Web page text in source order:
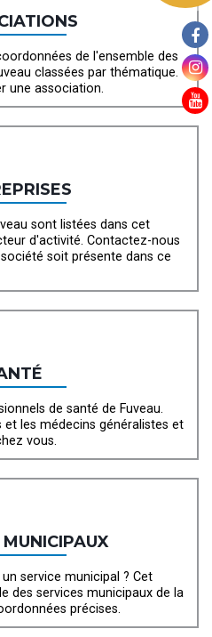
de l'ensemble des
classées par thématique.
une association.
sont listées dans cet
d'activité. Contactez-nous
soit présente dans ce
de santé de Fuveau.
les médecins généralistes et
vous.
MUNICIPAUX
service municipal ? Cet
des services municipaux de la
précises.